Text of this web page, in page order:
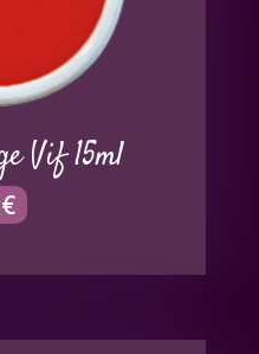
Vif 15ml
€